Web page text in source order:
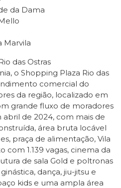
da Dama
Marvila
das Ostras
o Shopping Plaza Rio das
comercial do
da região, localizado em
grande fluxo de moradores
de 2024, com mais de
área bruta locável
praça de alimentação, Vila
1.139 vagas, cinema da
de sala Gold e poltronas
dança, jiu-jitsu e
kids e uma ampla área